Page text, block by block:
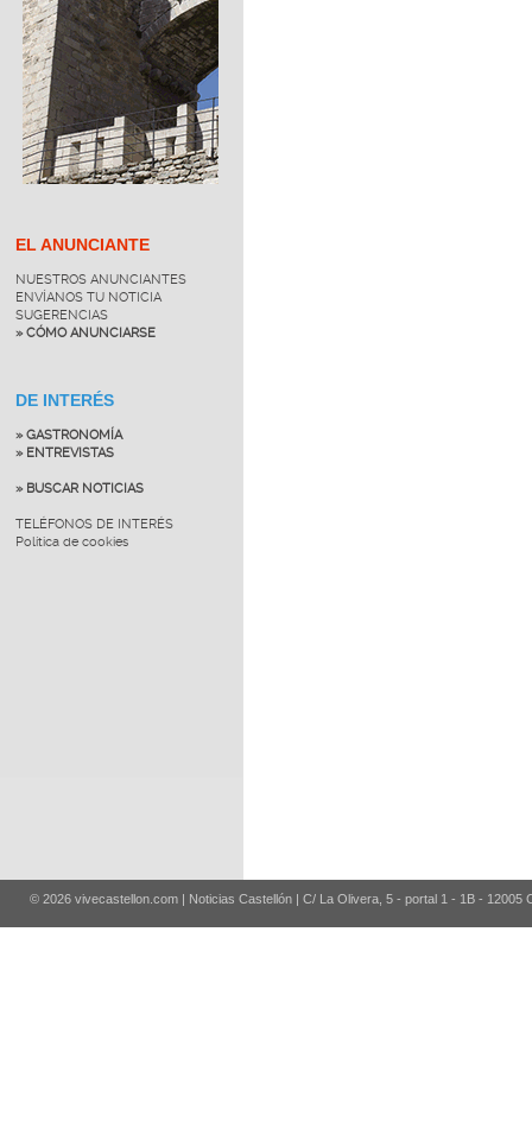
EL ANUNCIANTE
NUESTROS ANUNCIANTES
ENVÍANOS TU NOTICIA
SUGERENCIAS
» CÓMO ANUNCIARSE
DE INTERÉS
» GASTRONOMÍA
» ENTREVISTAS
» BUSCAR NOTICIAS
TELÉFONOS DE INTERÉS
Política de cookies
© 2026 vivecastellon.com | Noticias Castellón | C/ La Olivera, 5 - portal 1 - 1B - 12005